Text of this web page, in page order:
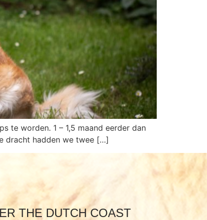
te worden. 1 – 1,5 maand eerder dan
dracht hadden we twee […]
THE DUTCH COAST